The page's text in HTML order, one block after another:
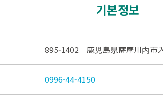
기본정보
895-1402 鹿児島県薩摩川内市
0996-44-4150